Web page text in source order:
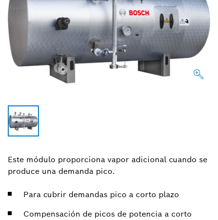
Este módulo proporciona vapor adicional cuando se
produce una demanda pico.
Para cubrir demandas pico a corto plazo
Compensación de picos de potencia a corto